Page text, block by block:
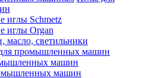
Schmetz
иглы Organ
светильники
промышленных машин
машин
машин